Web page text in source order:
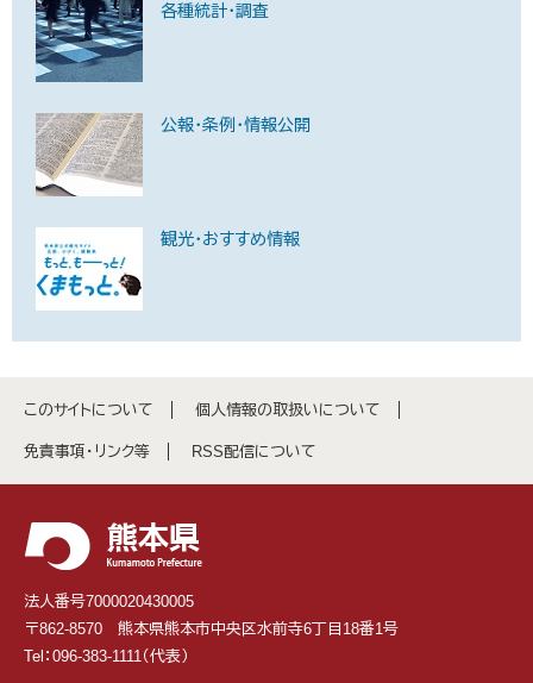
各種統計・調査
公報・条例・情報公開
観光・おすすめ情報
このサイトについて 個人情報の取扱いについて
免責事項・リンク等 RSS配信について
法人番号7000020430005
〒862-8570 熊本県熊本市中央区水前寺6丁目18番1号
Tel：096-383-1111（代表）